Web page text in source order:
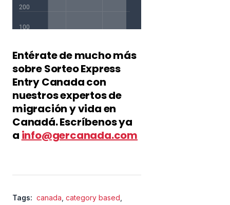
Entérate de mucho más
sobre Sorteo Express
Entry Canada con
nuestros expertos de
migración y vida en
Canadá. Escríbenos ya
a info@gercanada.com
Tags: canada category based